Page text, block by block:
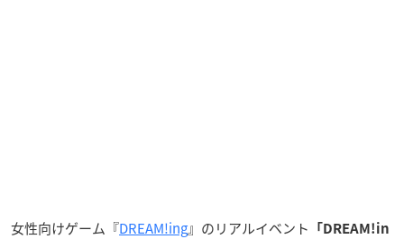
女性向けゲーム『DREAM!ing』のリアルイベント
「DREAM!in